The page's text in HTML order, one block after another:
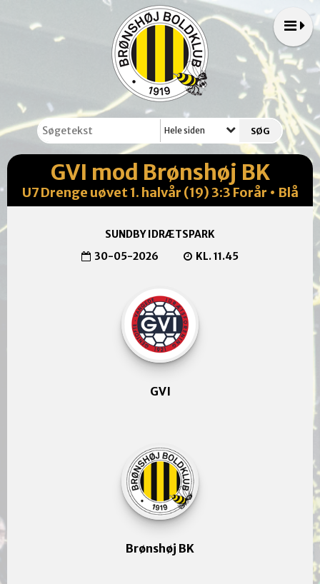
Hele siden
GVI mod Brønshøj BK
U7 Drenge uøvet 1. halvår (19) 3:3 Forår • Blå
SUNDBY IDRÆTSPARK
30-05-2026
KL. 11.45
GVI
Brønshøj BK